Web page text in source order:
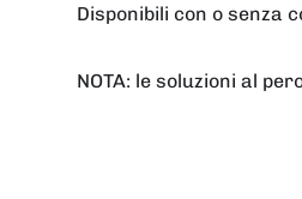
Disponibili con o senza
NOTA: le soluzioni al